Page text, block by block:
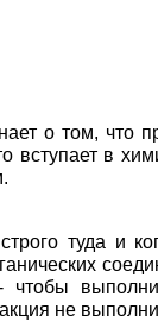
о том, что
в
туда и
чтобы
не